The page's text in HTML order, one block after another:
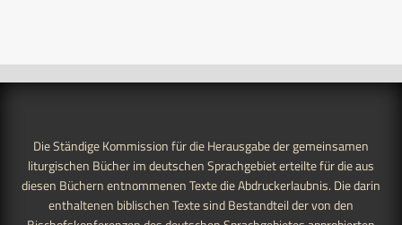
Die Ständige Kommission für die Herausgabe der gemeinsamen
liturgischen Bücher im deutschen Sprachgebiet erteilte für die aus
diesen Büchern entnommenen Texte die Abdruckerlaubnis. Die darin
enthaltenen biblischen Texte sind Bestandteil der von den